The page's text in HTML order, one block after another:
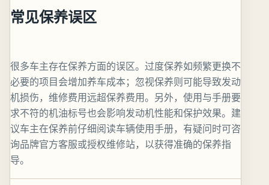
常见保养误区
很多车主存在保养方面的误区。过度保养如频繁更换不
必要的项目会增加养车成本；忽视保养则可能导致发动
机损伤，维修费用远超保养费用。另外，使用与手册要
求不符的机油标号也会影响发动机性能和保护效果。建
议车主在保养前仔细阅读车辆使用手册，有疑问时可咨
询品牌官方客服或授权维修站，以获得准确的保养指
导。